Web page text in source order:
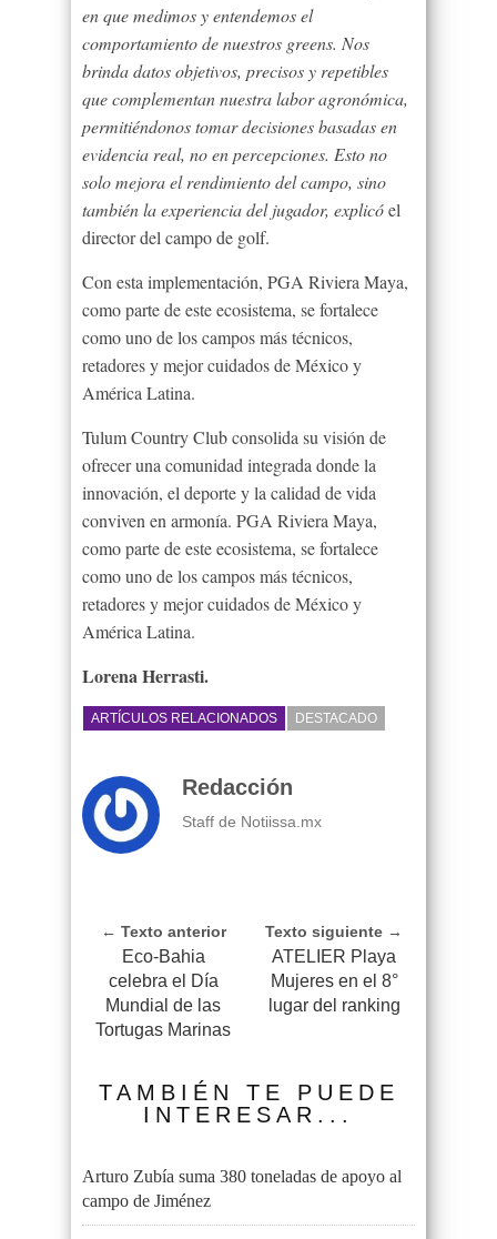
en que medimos y entendemos el
comportamiento de nuestros greens. Nos
brinda datos objetivos, precisos y repetibles
que complementan nuestra labor agronómica,
permitiéndonos tomar decisiones basadas en
evidencia real, no en percepciones. Esto no
solo mejora el rendimiento del campo, sino
también la experiencia del jugador, explicóel
director del campo de golf.
Con esta implementación, PGA Riviera Maya,
como parte de este ecosistema, se fortalece
como uno de los campos más técnicos,
retadores y mejor cuidados de México y
América Latina.
Tulum Country Club consolida su visión de
ofrecer una comunidad integrada donde la
innovación, el deporte y la calidad de vida
conviven en armonía. PGA Riviera Maya,
como parte de este ecosistema, se fortalece
como uno de los campos más técnicos,
retadores y mejor cuidados de México y
América Latina.
Lorena Herrasti.
ARTÍCULOS RELACIONADOS DESTACADO
Redacción
Staff de Notiissa.mx
← Texto anterior
Eco-Bahia
celebra el Día
Mundial de las
Tortugas Marinas
Texto siguiente →
ATELIER Playa
Mujeres en el 8°
lugar del ranking
TAMBIÉN TE PUEDE
INTERESAR...
Arturo Zubía suma 380 toneladas de apoyo al
campo de Jiménez